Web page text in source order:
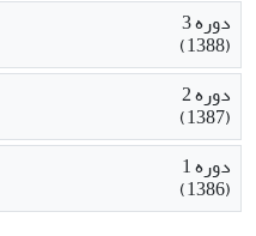
دوره 3
(1388)
دوره 2
(1387)
دوره 1
(1386)